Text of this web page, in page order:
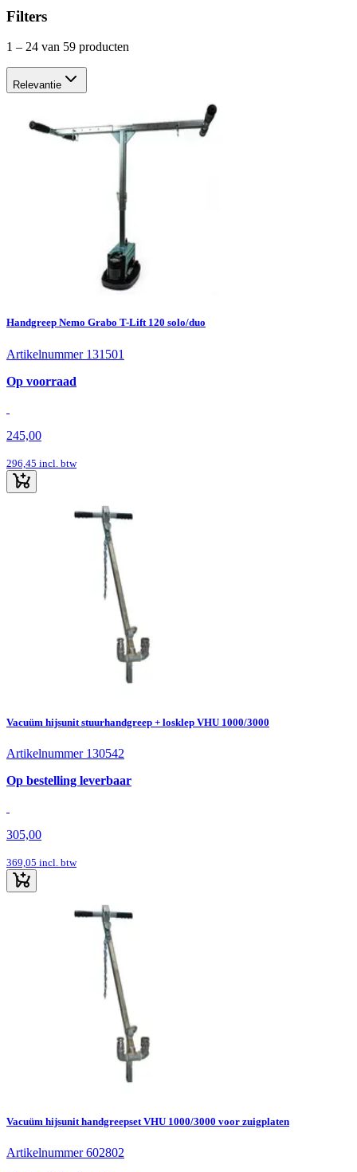
Filters
1 – 24 van 59 producten
Relevantie
Handgreep Nemo Grabo T-Lift 120 solo/duo
Artikelnummer 131501
Op voorraad
245,00
296,45 incl. btw
Vacuüm hijsunit stuurhandgreep + losklep VHU 1000/3000
Artikelnummer 130542
Op bestelling leverbaar
305,00
369,05 incl. btw
Vacuüm hijsunit handgreepset VHU 1000/3000 voor zuigplaten
Artikelnummer 602802